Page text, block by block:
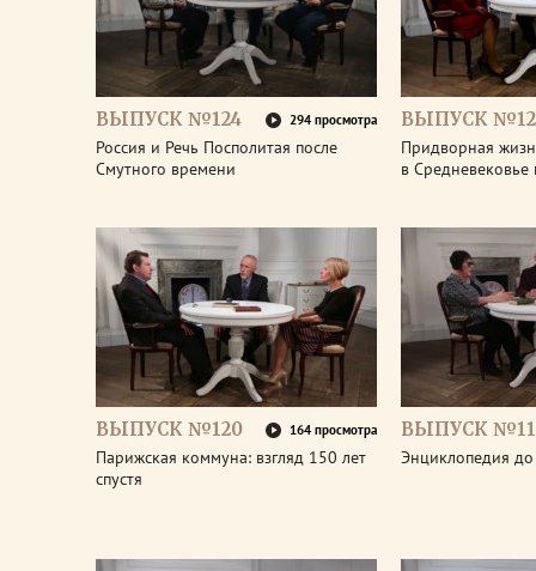
ВЫПУСК №124 294 просмотра
Россия и Речь Посполитая после
Смутного времени
ВЫПУСК
Придворная
в
ВЫПУСК №120 164 просмотра
Парижская коммуна: взгляд 150 лет
спустя
ВЫПУСК
Энциклопедия